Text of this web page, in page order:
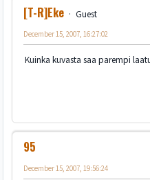
[T-R]Eke
Guest
December 15, 2007, 16:27:02
Kuinka kuvasta saa parempi
95
December 15, 2007, 19:56:24